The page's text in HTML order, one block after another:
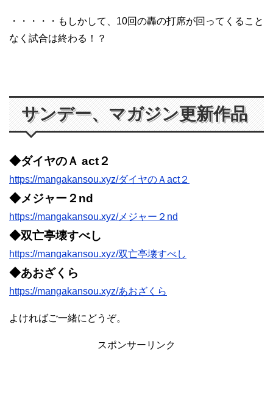
・・・・・もしかして、10回の轟の打席が回ってくること
なく試合は終わる！？
サンデー、マガジン更新作品
◆ダイヤのＡ act２
https://mangakansou.xyz/ダイヤのＡact２
◆メジャー２nd
https://mangakansou.xyz/メジャー２nd
◆双亡亭壊すべし
https://mangakansou.xyz/双亡亭壊すべし
◆あおざくら
https://mangakansou.xyz/あおざくら
よければご一緒にどうぞ。
スポンサーリンク